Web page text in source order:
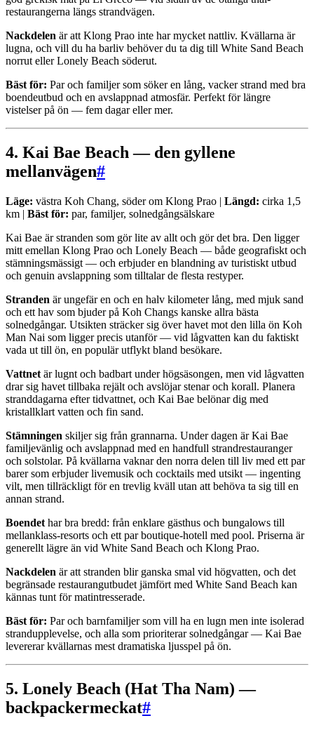
restaurangerna längs strandvägen.
Nackdelen är att Klong Prao inte har mycket nattliv. Kvällarna är
lugna, och vill du ha barliv behöver du ta dig till White Sand Beach
norrut eller Lonely Beach söderut.
Bäst för: Par och familjer som söker en lång, vacker strand med bra
boendeutbud och en avslappnad atmosfär. Perfekt för längre
vistelser på ön — fem dagar eller mer.
4. Kai Bae Beach — den gyllene
mellanvägen#
Läge: västra Koh Chang, söder om Klong Prao | Längd: cirka 1,5
km | Bäst för: par, familjer, solnedgångsälskare
Kai Bae är stranden som gör lite av allt och gör det bra. Den ligger
mitt emellan Klong Prao och Lonely Beach — både geografiskt och
stämningsmässigt — och erbjuder en blandning av turistiskt utbud
och genuin avslappning som tilltalar de flesta restyper.
Stranden är ungefär en och en halv kilometer lång, med mjuk sand
och ett hav som bjuder på Koh Changs kanske allra bästa
solnedgångar. Utsikten sträcker sig över havet mot den lilla ön Koh
Man Nai som ligger precis utanför — vid lågvatten kan du faktiskt
vada ut till ön, en populär utflykt bland besökare.
Vattnet är lugnt och badbart under högsäsongen, men vid lågvatten
drar sig havet tillbaka rejält och avslöjar stenar och korall. Planera
stranddagarna efter tidvattnet, och Kai Bae belönar dig med
kristallklart vatten och fin sand.
Stämningen skiljer sig från grannarna. Under dagen är Kai Bae
familjevänlig och avslappnad med en handfull strandrestauranger
och solstolar. På kvällarna vaknar den norra delen till liv med ett par
barer som erbjuder livemusik och cocktails med utsikt — ingenting
vilt, men tillräckligt för en trevlig kväll utan att behöva ta sig till en
annan strand.
Boendet har bra bredd: från enklare gästhus och bungalows till
mellanklass-resorts och ett par boutique-hotell med pool. Priserna är
generellt lägre än vid White Sand Beach och Klong Prao.
Nackdelen är att stranden blir ganska smal vid högvatten, och det
begränsade restaurangutbudet jämfört med White Sand Beach kan
kännas tunt för matintresserade.
Bäst för: Par och barnfamiljer som vill ha en lugn men inte isolerad
strandupplevelse, och alla som prioriterar solnedgångar — Kai Bae
levererar kvällarnas mest dramatiska ljusspel på ön.
5. Lonely Beach (Hat Tha Nam) —
backpackermeckat#